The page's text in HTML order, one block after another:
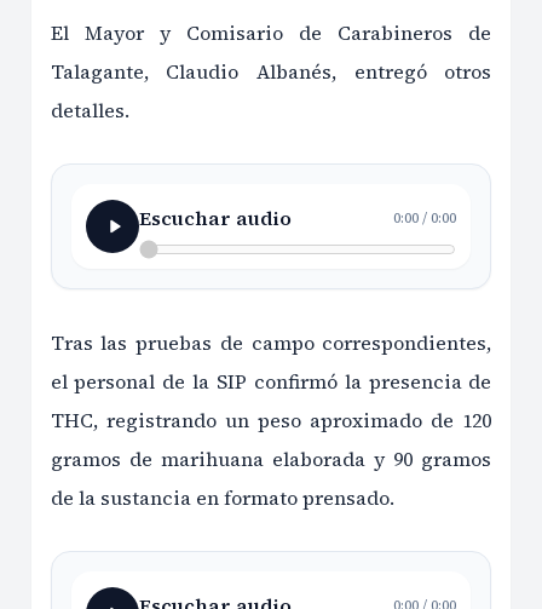
El Mayor y Comisario de Carabineros de
Talagante, Claudio Albanés, entregó otros
detalles.
Escuchar audio 0:00/0:00
Tras las pruebas de campo correspondientes,
el personal de la SIP confirmó la presencia de
THC, registrando un peso aproximado de 120
gramos de marihuana elaborada y 90 gramos
de la sustancia en formato prensado.